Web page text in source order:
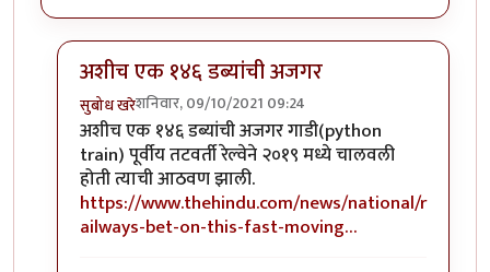
अशीच एक १४६ डब्यांची अजगर
सुबोध खरेशनिवार, 09/10/2021 09:24
In reply toत्रिशूल !byहेमंतकुमार
अशीच एक १४६ डब्यांची अजगर गाडी(python
train) पूर्वीय तटवर्ती रेल्वेने २०१९ मध्ये चालवली
होती त्याची आठवण झाली.
https://www.thehindu.com/news/national/r
ailways-bet-on-this-fast-moving…